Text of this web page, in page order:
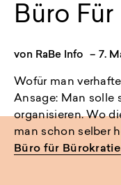
Büro
von RaBe Info – 7.
Wofür man
Ansage: Man solle
organisieren. Wo
man schon selber
Büro für Bürokratie